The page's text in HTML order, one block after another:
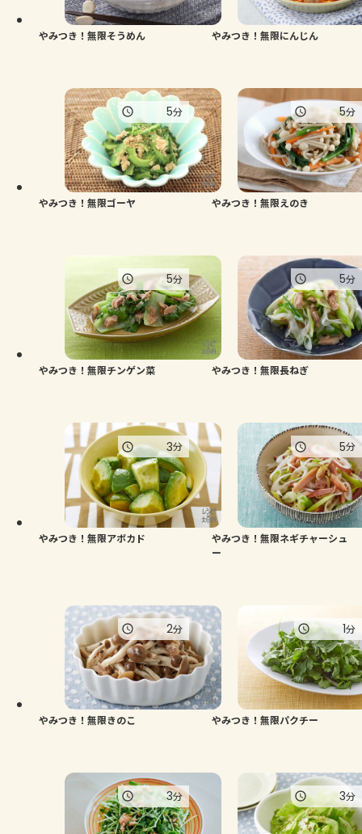
やみつき！無限そうめん やみつき！無限にんじん
やみつき！無限ゴーヤ
5分
やみつき！無限えのき
5分
やみつき！無限チンゲン菜
5分
やみつき！無限長ねぎ
5分
やみつき！無限アボカド
3分
やみつき！無限ネギチャーシュ
ー
5分
やみつき！無限きのこ
2分
やみつき！無限パクチー
1分
3分 3分